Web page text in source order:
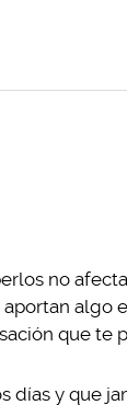
no
algo
que te
días y que